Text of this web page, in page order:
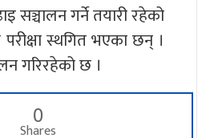
सञ्चालन गर्ने तयारी रहेको
स्थगित भएका छन् ।
गरिरहेको छ ।
0
Shares